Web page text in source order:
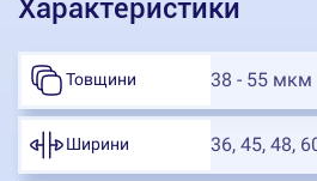
Характеристики
Товщини 38 - 55 мкм
Ширини 36, 45, 48,